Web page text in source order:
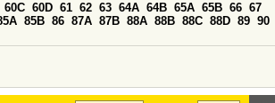
60C 60D 61 62 63 64A 64B 65A 65B 66 67
85B 86 87A 87B 88A 88B 88C 88D 89 90